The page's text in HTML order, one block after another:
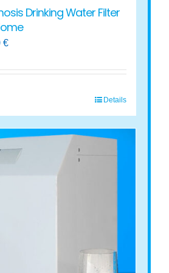
Drinking Water Filter
€
Details